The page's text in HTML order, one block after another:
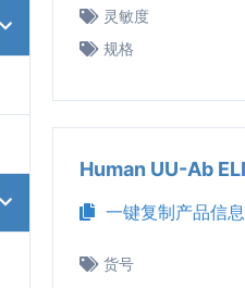
灵敏度
规格
Human UU-Ab
一键复制产品信息
货号